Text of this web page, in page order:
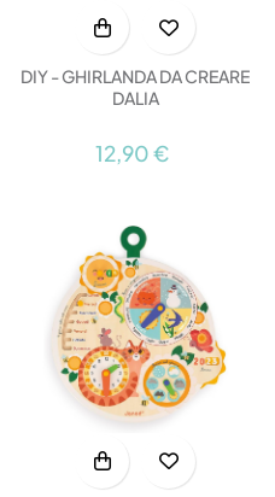
DIY - GHIRLANDA DA CREARE
DALIA
12,90 €